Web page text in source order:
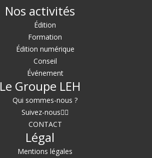
Nos activités
Édition
Formation
Édition numérique
Conseil
Événement
Le Groupe LEH
Qui sommes-nous ?
Suivez-nous
CONTACT
Légal
Mentions légales